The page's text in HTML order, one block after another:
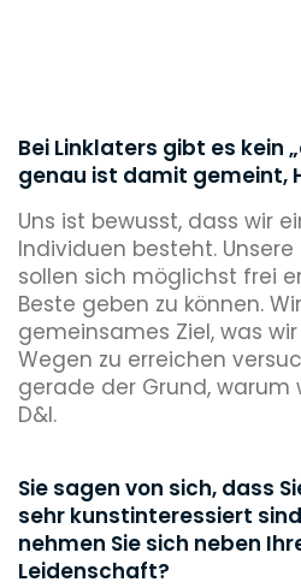
Bei Linklaters gibt es kein
genau ist damit gemeint,
Uns ist bewusst, dass wir
Individuen besteht.
sollen sich möglichst frei
Beste geben zu können.
gemeinsames Ziel, was
Wegen zu erreichen
gerade der Grund, warum
D&I.
Sie sagen von sich, dass
sehr kunstinteressiert
nehmen Sie sich neben
Leidenschaft?